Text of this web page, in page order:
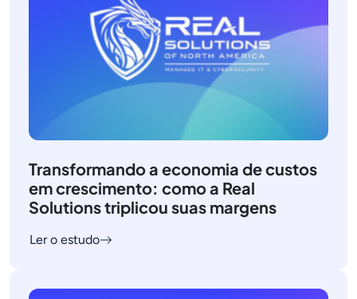
Transformando a economia de custos
em crescimento: como a Real
Solutions triplicou suas margens
Ler o estudo